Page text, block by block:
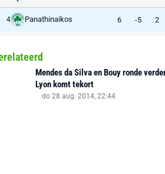
4 Panathinaikos 6 -5 2
Mendes da Silva en Bouy ronde
Lyon komt tekort
do 28 aug. 2014, 22:44